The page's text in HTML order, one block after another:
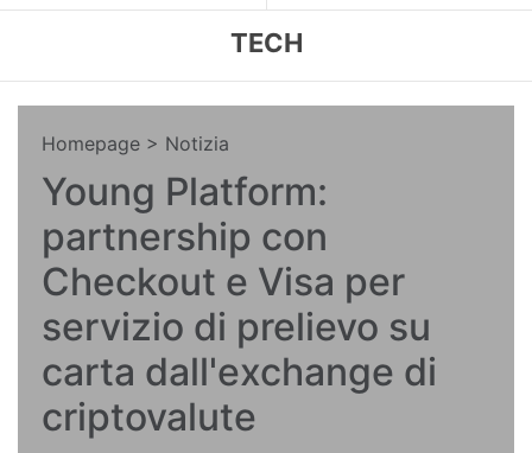
TECH
Homepage > Notizia
Young Platform:
partnership con
Checkout e Visa per
servizio di prelievo su
carta dall'exchange di
criptovalute